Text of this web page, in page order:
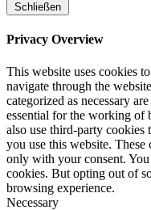
Schließen
Privacy Overview
This website uses cookies
navigate through the
categorized as necessary
essential for the working of
also use third-party cookies
you use this website.
only with your consent.
cookies. But opting out of
browsing experience.
Necessary